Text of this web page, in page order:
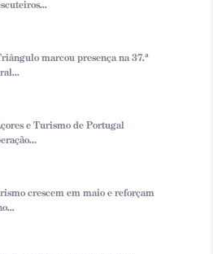
marcou presença na 37.ª
e Turismo de Portugal
crescem em maio e reforçam